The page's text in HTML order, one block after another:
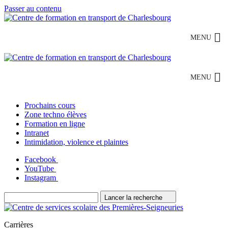
Passer au contenu
MENU
MENU
Prochains cours
Zone techno élèves
Formation en ligne
Intranet
Intimidation, violence et plaintes
Facebook
YouTube
Instagram
Lancer la recherche
Carrières